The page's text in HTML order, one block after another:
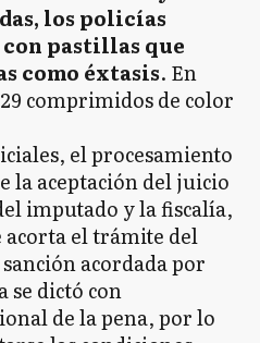
los policías
pastillas que
como éxtasis. En
comprimidos de color
el procesamiento
la aceptación del juicio
imputado y la fiscalía,
el trámite del
acordada por
se dictó con
de la pena, por lo